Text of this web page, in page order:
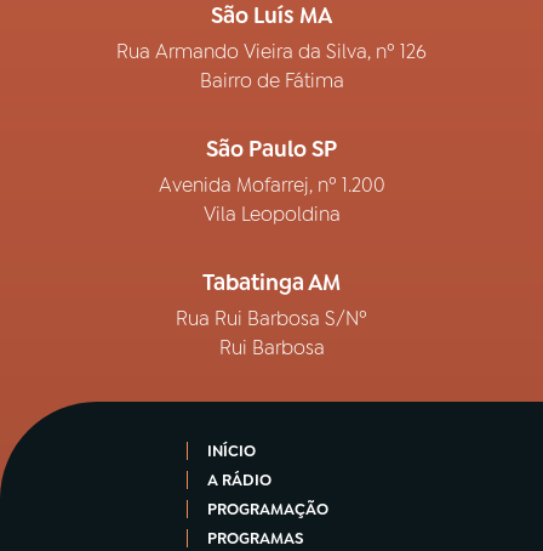
São Luís MA
Rua Armando Vieira da Silva, nº 126
Bairro de Fátima
São Paulo SP
Avenida Mofarrej, nº 1.200
Vila Leopoldina
Tabatinga AM
Rua Rui Barbosa S/Nº
Rui Barbosa
INÍCIO
A RÁDIO
PROGRAMAÇÃO
PROGRAMAS